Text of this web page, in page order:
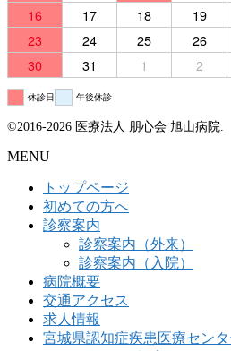
16
17 18 19
23
24 25 26
30
31 1 2
休診日 午後休診
©2016-2026 医療法人 朋心会 旭山病院.
MENU
トップページ
初めての方へ
診察案内
診察案内（外来）
診察案内（入院）
病院概要
交通アクセス
求人情報
宮城県認知症疾患医療センタ